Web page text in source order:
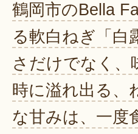
鶴岡市のBella
る軟白ねぎ「白
さだけでなく、
時に溢れ出る、
な甘みは、一度